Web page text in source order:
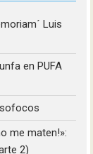
Luis
en PUFA
me maten!»:
2)